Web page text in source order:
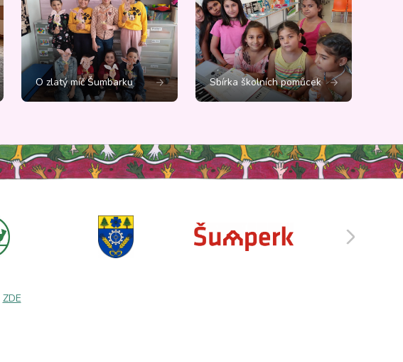
O zlatý míč Šumbarku Sbírka školních pomůcek
ZDE